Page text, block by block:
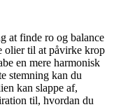
at finde ro og balance
olier til at påvirke krop
en mere harmonisk
stemning kan du
kan slappe af,
til, hvordan du